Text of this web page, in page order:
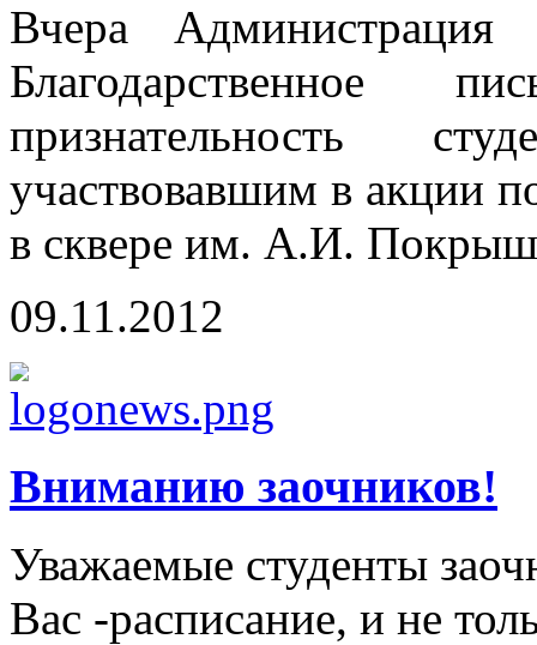
Вчера Администрация
Благодарственное
признательность
участвовавшим в акции
в сквере им. А.И.
09.11.2012
Вниманию заочников!
Уважаемые студенты
Вас -расписание, и не